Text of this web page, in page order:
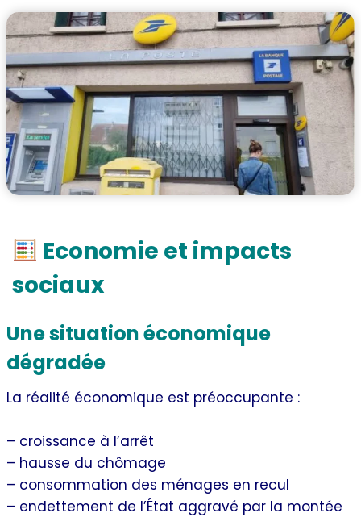
Economie et impacts
sociaux
Une situation économique
dégradée
La réalité économique est préoccupante :
– croissance à l’arrêt
– hausse du chômage
– consommation des ménages en recul
– endettement de l’État aggravé par la montée